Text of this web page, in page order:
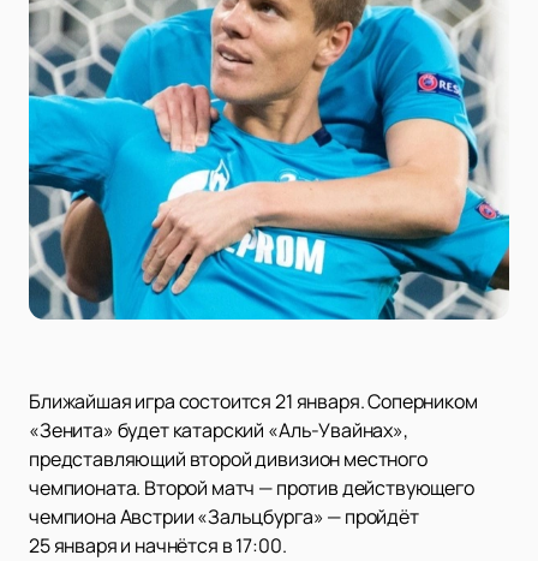
Ближайшая игра состоится 21 января. Соперником
«Зенита» будет катарский «Аль-Увайнах»,
представляющий второй дивизион местного
чемпионата. Второй матч — против действующего
чемпиона Австрии «Зальцбурга» — пройдёт
25 января и начнётся в 17:00.